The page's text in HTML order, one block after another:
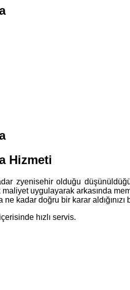
Hizmeti
zyenisehir olduğu
uygulayarak arkasında
kadar doğru bir karar aldığınızı
hızlı servis.